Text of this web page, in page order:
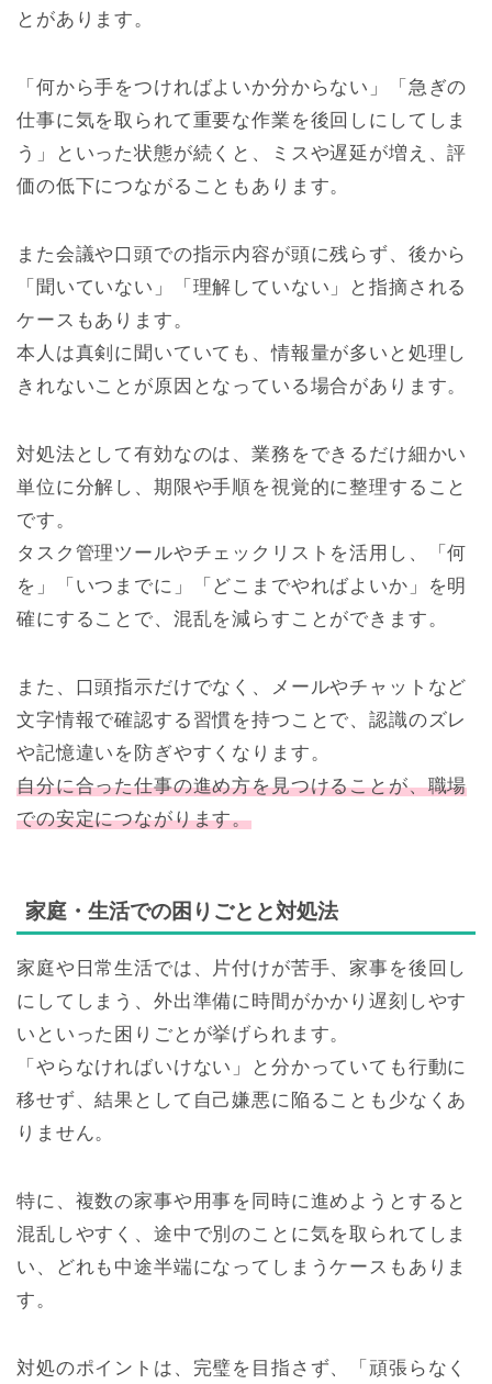
とがあります。
「何から手をつければよいか分からない」「急ぎの
仕事に気を取られて重要な作業を後回しにしてしま
う」といった状態が続くと、ミスや遅延が増え、評
価の低下につながることもあります。
また会議や口頭での指示内容が頭に残らず、後から
「聞いていない」「理解していない」と指摘される
ケースもあります。
本人は真剣に聞いていても、情報量が多いと処理し
きれないことが原因となっている場合があります。
対処法として有効なのは、業務をできるだけ細かい
単位に分解し、期限や手順を視覚的に整理すること
です。
タスク管理ツールやチェックリストを活用し、「何
を」「いつまでに」「どこまでやればよいか」を明
確にすることで、混乱を減らすことができます。
また、口頭指示だけでなく、メールやチャットなど
文字情報で確認する習慣を持つことで、認識のズレ
や記憶違いを防ぎやすくなります。
自分に合った仕事の進め方を見つけることが、職場
での安定につながります。
家庭・生活での困りごとと対処法
家庭や日常生活では、片付けが苦手、家事を後回し
にしてしまう、外出準備に時間がかかり遅刻しやす
いといった困りごとが挙げられます。
「やらなければいけない」と分かっていても行動に
移せず、結果として自己嫌悪に陥ることも少なくあ
りません。
特に、複数の家事や用事を同時に進めようとすると
混乱しやすく、途中で別のことに気を取られてしま
い、どれも中途半端になってしまうケースもありま
す。
対処のポイントは、完璧を目指さず、「頑張らなく